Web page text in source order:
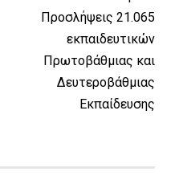
Προσλήψεις 21.065
εκπαιδευτικών
Πρωτοβάθμιας και
Δευτεροβάθμιας
Εκπαίδευσης